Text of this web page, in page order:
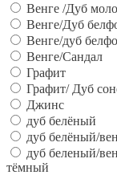
Венге /Дуб
Венге/Дуб
Венге/дуб
Венге/Сандал
Графит
Графит/ Дуб
Джинс
дуб белёный
дуб белёный/
дуб беленый/
тёмный